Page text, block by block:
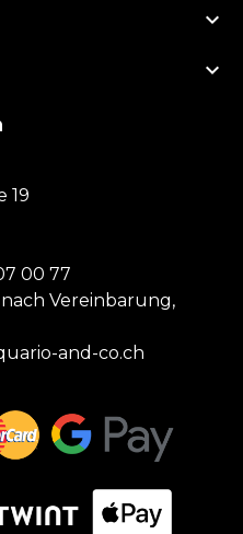


19
00 77
Vereinbarung,
and-co.ch